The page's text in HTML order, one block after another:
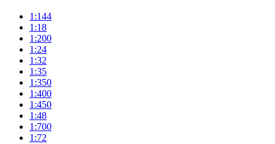
1:144
1:18
1:200
1:24
1:32
1:35
1:350
1:400
1:450
1:48
1:700
1:72